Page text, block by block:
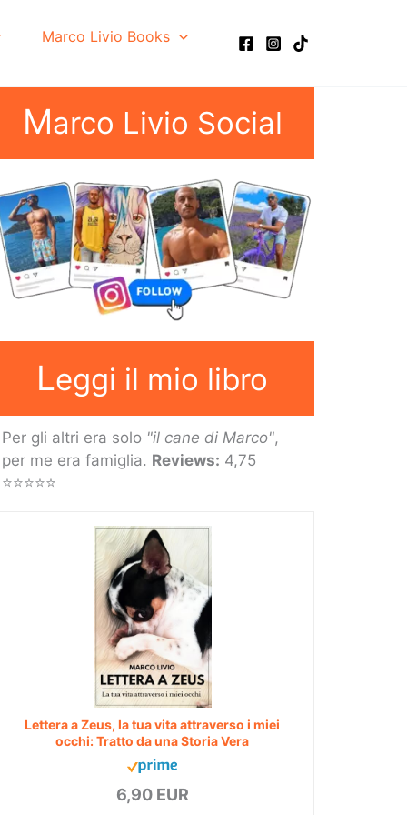
Marco Livio Books
Marco Livio Social
Leggi il mio libro
Per gli altri era solo "il cane di Marco",
per me era famiglia. Reviews: 4,75
⭐⭐⭐⭐⭐
Lettera a Zeus, la tua vita attraverso i miei
occhi: Tratto da una Storia Vera
6,90 EUR